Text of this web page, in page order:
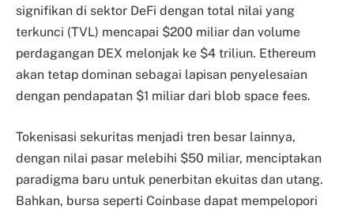
signifikan di sektor DeFi dengan total nilai yang
terkunci (TVL) mencapai $200 miliar dan volume
perdagangan DEX melonjak ke $4 triliun. Ethereum
akan tetap dominan sebagai lapisan penyelesaian
dengan pendapatan $1 miliar dari blob space fees.
Tokenisasi sekuritas menjadi tren besar lainnya,
dengan nilai pasar melebihi $50 miliar, menciptakan
paradigma baru untuk penerbitan ekuitas dan utang.
Bahkan, bursa seperti Coinbase dapat mempelopori